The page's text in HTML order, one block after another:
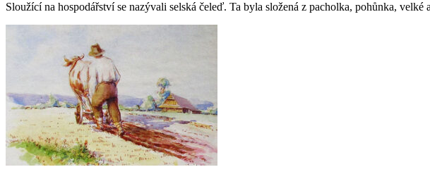
Sloužící na hospodářství se nazývali selská čeleď. Ta byla složená z pacholka, pohůnka, velké